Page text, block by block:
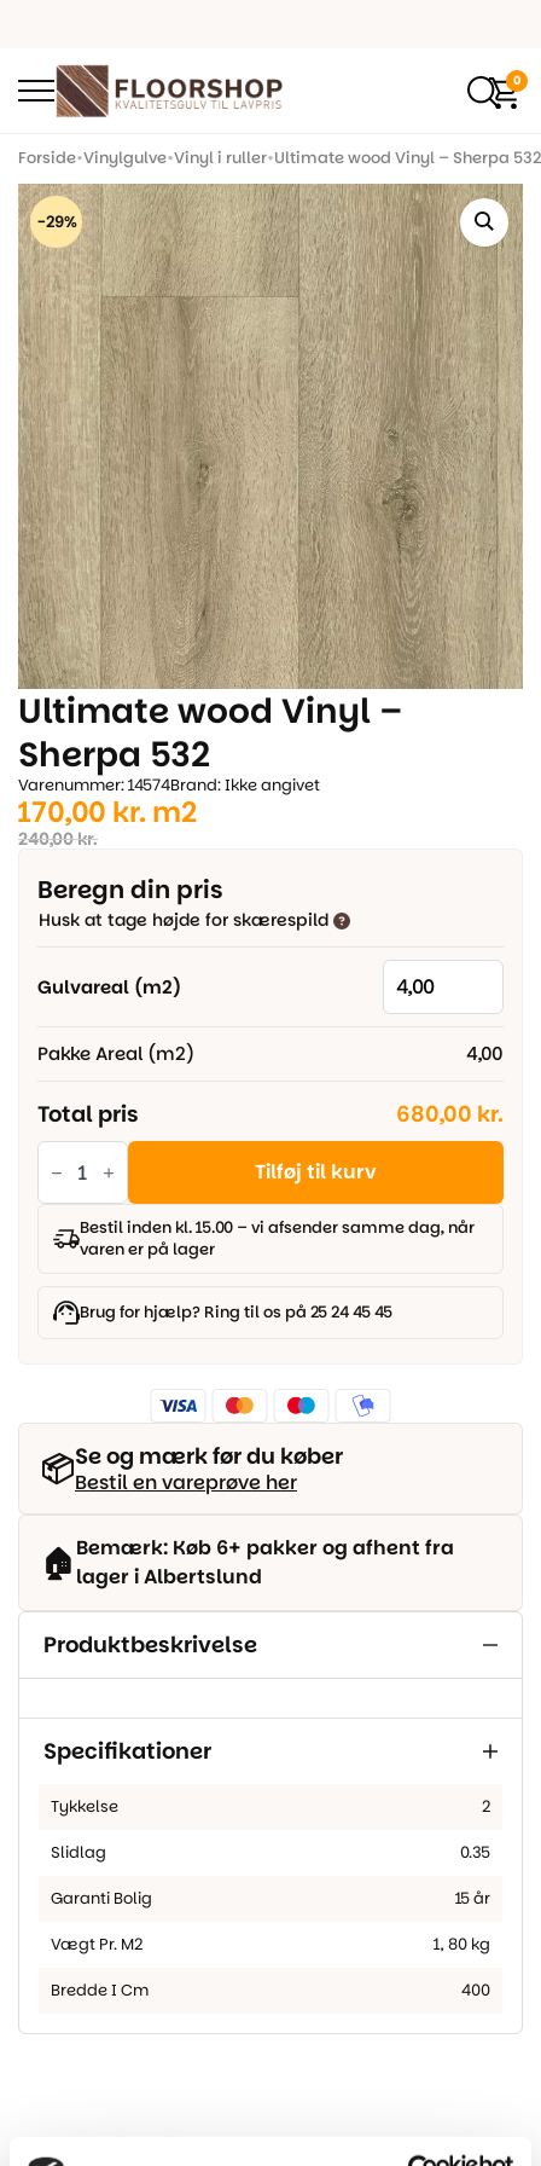
0
Forside•Vinylgulve•Vinyl i ruller•Ultimate wood Vinyl – Sherpa 532
-29%
Ultimate wood Vinyl –
Sherpa 532
Varenummer: 14574Brand: Ikke angivet
240,00kr.
Den
oprindelige
pris
var:
170,00 kr.
Den
aktuelle
pris
er:
m2
Beregn din pris
Husk at tage højde for skærespild
Gulvareal (m2)
Pakke Areal (m2) 4,00
Total pris 680,00 kr.
Ultimate
wood
Vinyl
-
Sherpa
532
antal
Tilføj til kurv
Bestil inden kl. 15.00 – vi afsender samme dag, når
varen er på lager
Brug for hjælp? Ring til os på 25 24 45 45
📦Se og mærk før du køber
Bestil en vareprøve her
🏠 Bemærk: Køb 6+ pakker og afhent fra
lager i Albertslund
Produktbeskrivelse
Specifikationer
Tykkelse 2
Slidlag 0.35
Garanti Bolig 15 år
Vægt Pr. M2 1,80 kg
Bredde I Cm 400
Har du husket?